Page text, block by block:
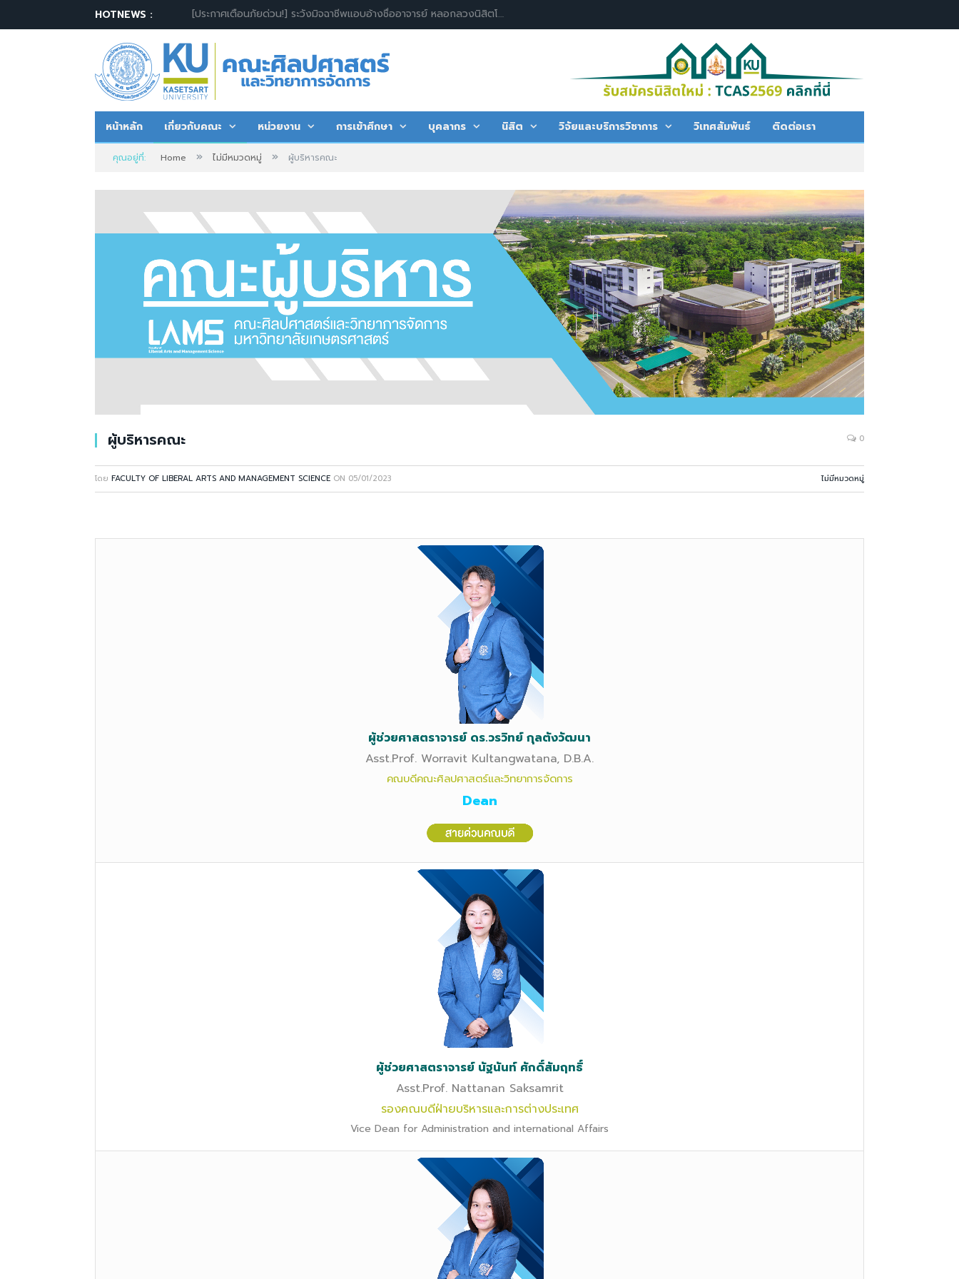
HOTNEWS : วันสถาปนา
หน้าหลัก เกี่ยวกับคณะ หน่วยงาน การเข้าศึกษา บุคลากร นิสิต วิจัยและบริการวิชาการ วิเทศสัมพันธ์ ติดต่อเรา
คุณอยู่ที่: Home » ไม่มีหมวดหมู่ » ผู้บริหารคณะ
ผู้บริหารคณะ 0
โดย FACULTY OF LIBERAL ARTS AND MANAGEMENT SCIENCE ON 05/01/2023 ไม่มีหมวดหมู่
ผู้ช่วยศาสตราจารย์ ดร.วรวิทย์ กุลตังวัฒนา
Asst.Prof. Worravit Kultangwatana, D.B.A.
คณบดีคณะศิลปศาสตร์และวิทยาการจัดการ
Dean
ผู้ช่วยศาสตราจารย์ นัฐนันท์ ศักดิ์สัมฤทธิ์
Asst.Prof. Nattanan Saksamrit
รองคณบดีฝ่ายบริหารและการต่างประเทศ
Vice Dean for Administration and international Affairs